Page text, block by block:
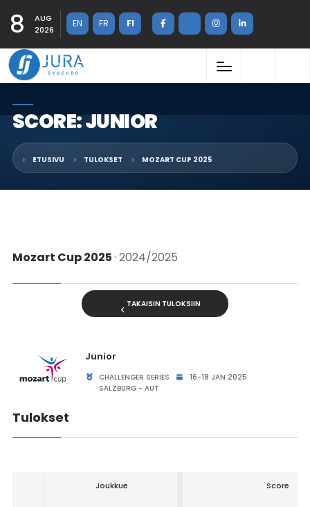
8
AUG
2026
EN FR FI
SCORE: JUNIOR
ETUSIVU TULOKSET MOZART CUP 2025
Mozart Cup 2025· 2024/2025
TAKAISIN TULOKSIIN
Junior
CHALLENGER SERIES
16-18 JAN 2025
SALZBURG - AUT
Tulokset
Joukkue Score